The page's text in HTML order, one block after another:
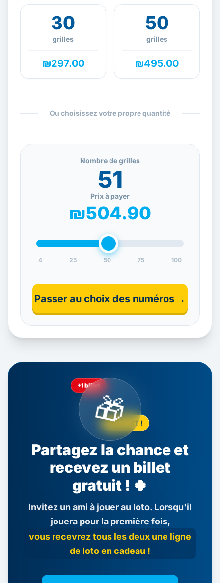
30
grilles
₪297.00
50
grilles
₪495.00
Ou choisissez votre propre quantité
Nombre de grilles
51
Prix à payer
₪504.90
4 25 50 75 100
Passer au choix des numéros→
🎁
+1 billet
GRATUIT !
Partagez la chance et
recevez un billet
gratuit ! 🍀
Invitez un ami à jouer au loto. Lorsqu'il
jouera pour la première fois,
vous recevrez tous les deux une ligne
de loto en cadeau !